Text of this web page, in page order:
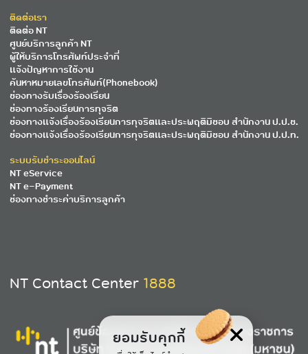
ยอมรับคุกกี้
ติดต่อเรา
ติดต่อ NT
ศูนย์บริการลูกค้า NT
ผู้ให้บริการโทรศัพท์ประจำที่
แจ้งปัญหาการใช้งาน
ค้นหาหมายเลขโทรศัพท์(Phonebook)
ช่องทางรับเรื่องร้องเรียน
ช่องทางร้องเรียนการทุจริต
ช่องทางแจ้งเรื่องร้องเรียนการทุจริตและประพฤติมิชอบ สำนักงาน ป.ป.ช.
ช่องทางแจ้งเรื่องร้องเรียนการทุจริตและประพฤติมิชอบ สำนักงาน ป.ป.ท.
ระบบรับชำระออนไลน์
NT eService
NT e-Payment
ช่องทางชำระค่าบริการลูกค้า
NT Contact Center 1888